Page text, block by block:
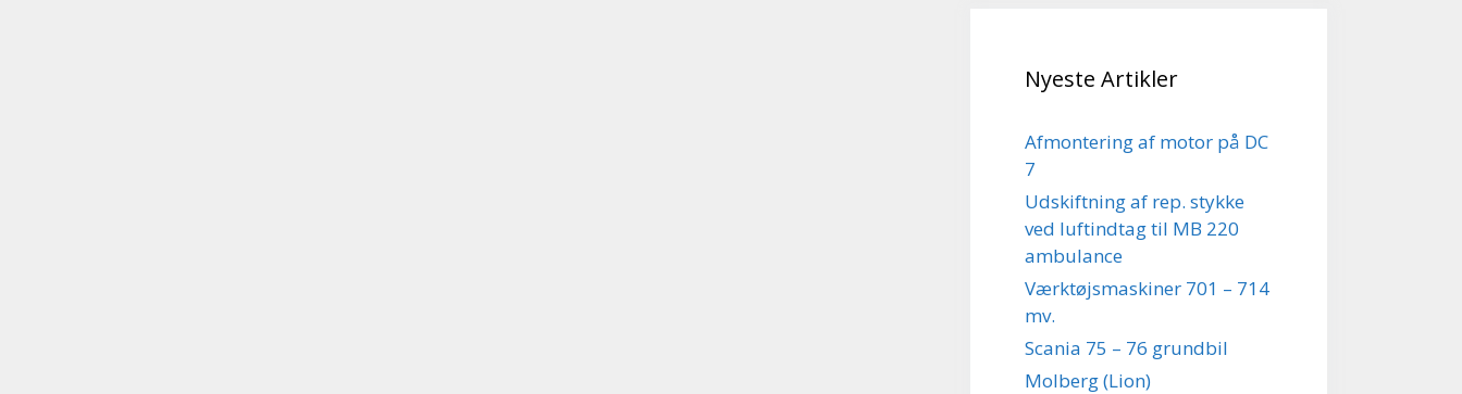
Nyeste Artikler
Afmontering af motor på DC
7
Udskiftning af rep. stykke
ved luftindtag til MB 220
ambulance
Værktøjsmaskiner 701 – 714
mv.
Scania 75 – 76 grundbil
Molberg (Lion)